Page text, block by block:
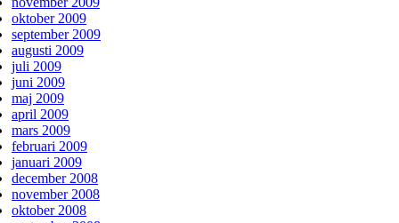
oktober 2009
september 2009
augusti 2009
juli 2009
juni 2009
maj 2009
april 2009
mars 2009
februari 2009
januari 2009
december 2008
november 2008
oktober 2008